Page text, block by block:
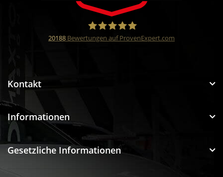
20188 Bewertungen auf ProvenExpert.com
Kontakt
Informationen
Gesetzliche Informationen